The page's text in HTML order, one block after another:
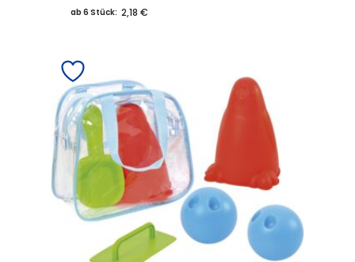
ab 6 Stück: 2,18 €